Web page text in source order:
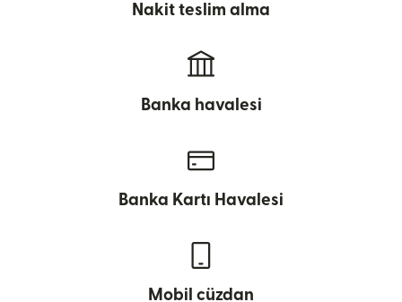
Nakit teslim alma
Banka havalesi
Banka Kartı Havalesi
Mobil cüzdan